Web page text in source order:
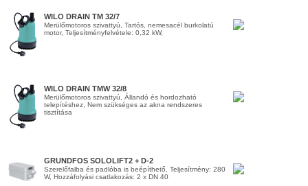
WILO DRAIN TM 32/7
Merülőmotoros szivattyú, Tartós, nemesacél burkolatú
motor, Teljesítményfelvétele: 0,32 kW,
WILO DRAIN TMW 32/8
Merülőmotoros szivattyú, Állandó és hordozható
telepítéshez, Nem szükséges az akna rendszeres
tisztítása
GRUNDFOS SOLOLIFT2 + D-2
Szerelőfalba és padlóba is beépíthető, Teljesítmény: 280
W, Hozzáfolyási csatlakozás: 2 x DN 40